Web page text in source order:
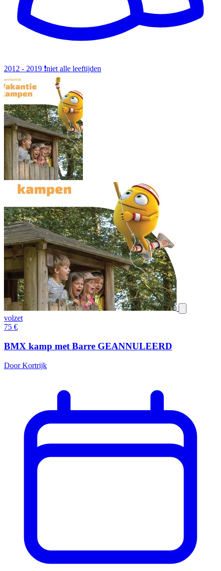
2012 - 2019 ❗️niet alle leeftijden
volzet
75 €
BMX kamp met Barre GEANNULEERD
Door Kortrijk